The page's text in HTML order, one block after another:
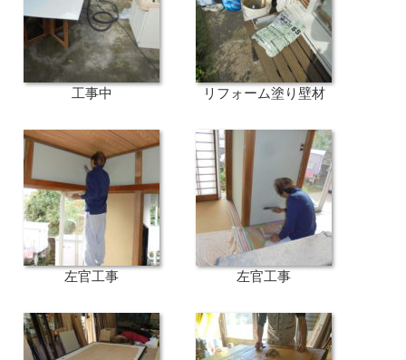
工事中 リフォーム塗り壁材
左官工事 左官工事